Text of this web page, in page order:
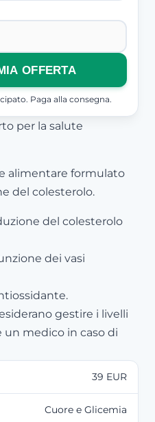
OFFERTA
Paga alla consegna.
per la salute
alimentare formulato
del colesterolo.
del colesterolo
dei vasi
gestire i livelli
un medico in caso di
39 EUR
Cuore e Glicemia